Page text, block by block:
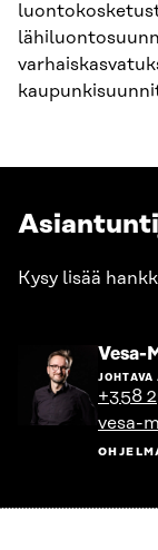
Kysy lisää
Vesa-
+358
vesa-